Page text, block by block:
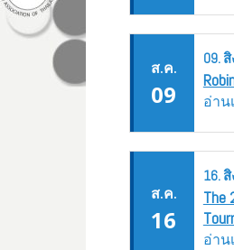
ส.ค.
09
09.สิ
อ่าน
ส.ค.
16
16.สิ
The
อ่าน